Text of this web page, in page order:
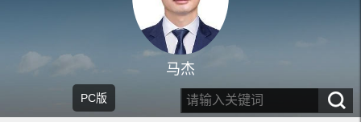
马杰
PC版